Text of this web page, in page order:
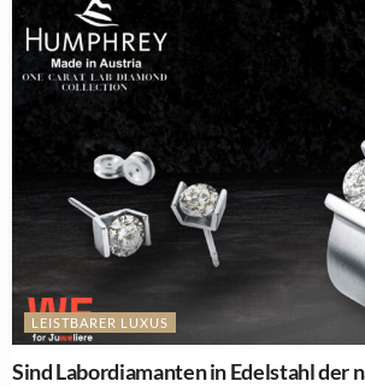
LEISTBARER LUXUS
Sind Labordiamanten in Edelstahl der